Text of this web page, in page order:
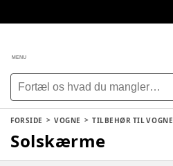
MENU
FORSIDE VOGNE TILBEHØR TIL VOGNE
Solskærme